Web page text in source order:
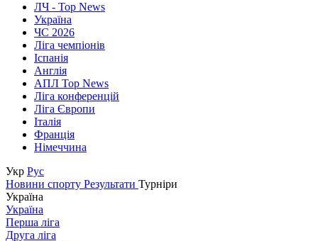
ЛЧ - Top News
Україна
ЧС 2026
Ліга чемпіонів
Іспанія
Англія
АПЛ Top News
Ліга конференцій
Ліга Європи
Італія
Франція
Німеччина
Укр Рус
Новини спорту Результати Турніри
Україна
Україна
Перша ліга
Друга ліга